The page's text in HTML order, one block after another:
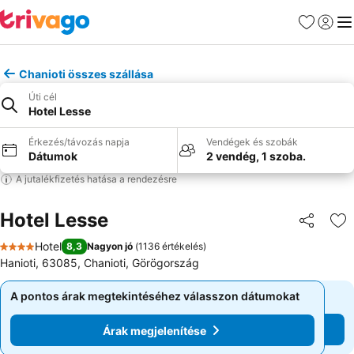
Kedvencek
Chanioti összes szállása
Úti cél
Hotel Lesse
Érkezés/távozás napja
Dátumok
Vendégek és szobák
2 vendég, 1 szoba.
A jutalékfizetés hatása a rendezésre
Hotel Lesse
4 Kategória
Hotel 8,3 Nagyon jó (1136 értékelés)
Hanioti, 63085, Chanioti, Görögország
A pontos árak megtekintéséhez válasszon dátumokat
Árak megjelenítése
A pontos árak megtekintéséhez válasszon dátumokat
Árak megjelenítése